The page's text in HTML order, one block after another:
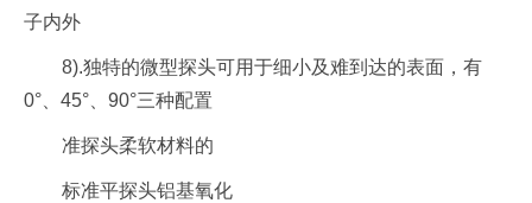
子内外
8).独特的微型探头可用于细小及难到达的表面，有
0°、45°、90°三种配置
准探头柔软材料的
标准平探头铝基氧化